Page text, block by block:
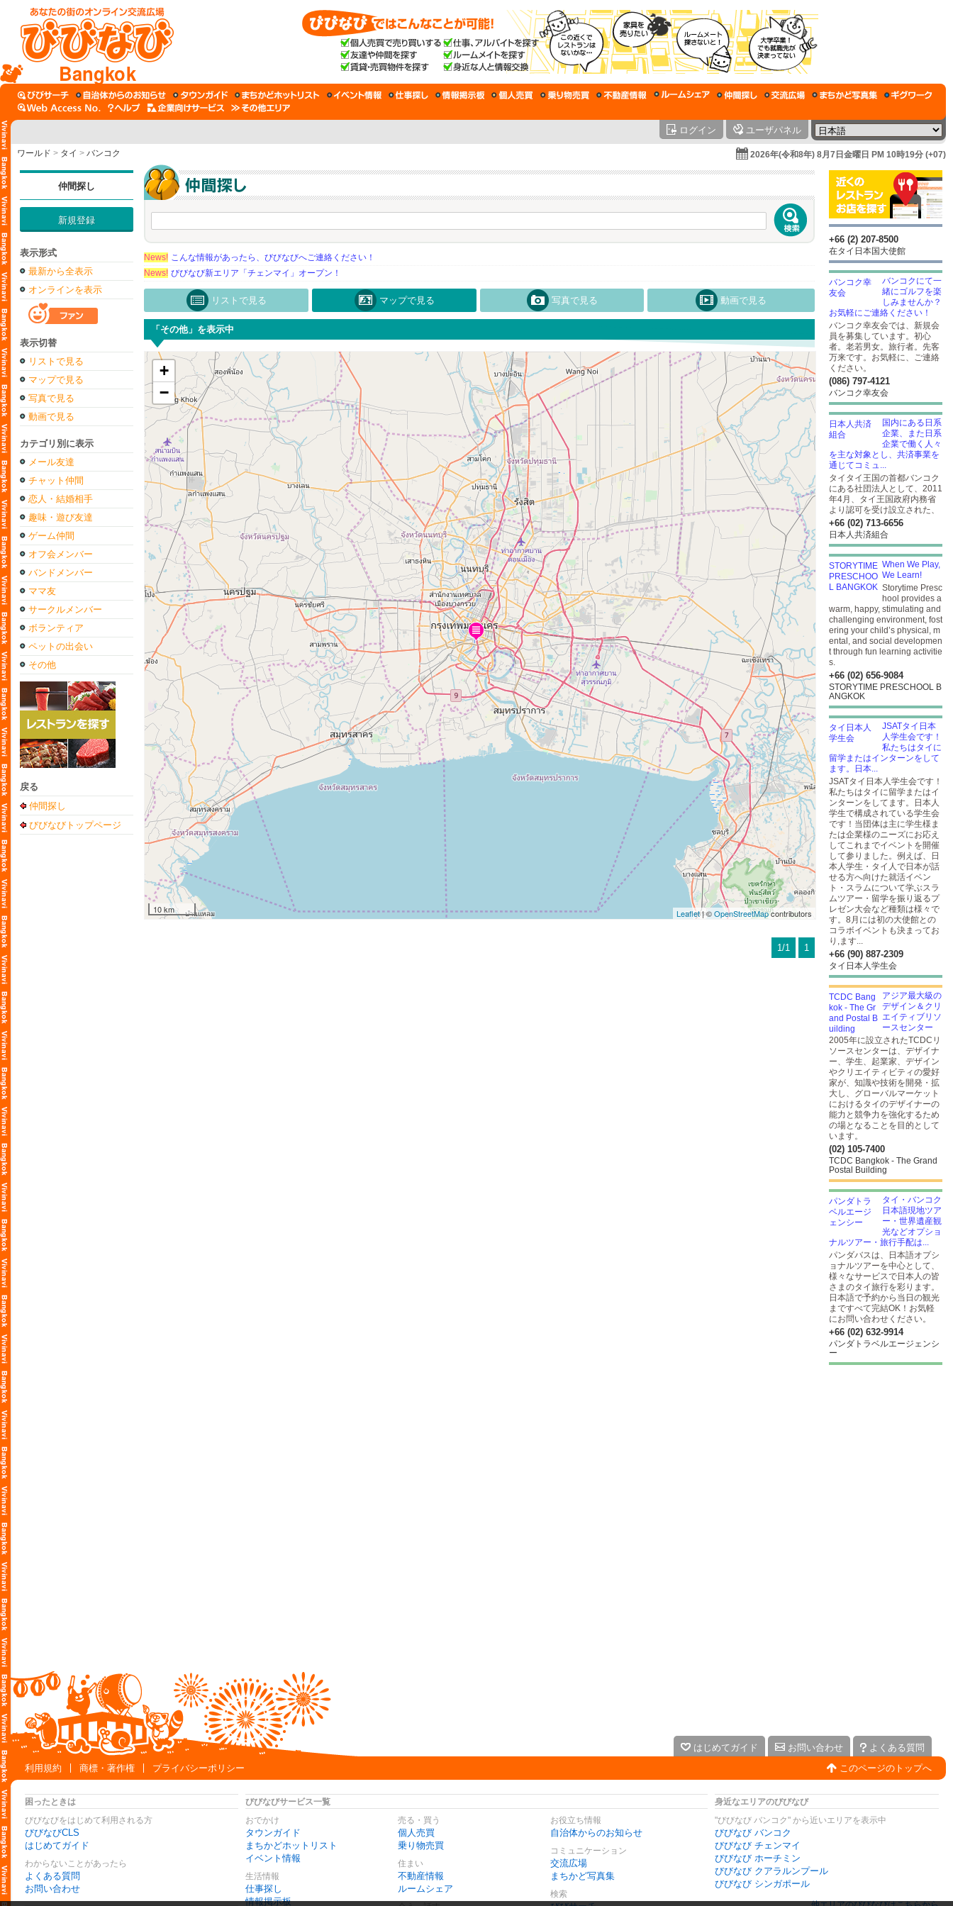
Bangkok
ログイン ユーザパネル
ワールド > タイ > バンコク 2026年(令和8年) 8月7日金曜日 PM 10時19分 (+07)
仲間探し
新規登録
表示形式
最新から全表示
オンラインを表示
表示切替
リストで見る
マップで見る
写真で見る
動画で見る
カテゴリ別に表示
メール友達
チャット仲間
恋人・結婚相手
趣味・遊び友達
ゲーム仲間
オフ会メンバー
バンドメンバー
ママ友
サークルメンバー
ボランティア
ペットの出会い
その他
戻る
仲間探し
びびなびトップページ
News! こんな情報があったら、びびなびへご連絡ください！
News! びびなび新エリア「チェンマイ」オープン！
リストで見る マップで見る 写真で見る 動画で見る
「その他」を表示中
+
−
10 km Leaflet| ©OpenStreetMapcontributors
1/1 1
+66 (2) 207-8500
在タイ日本国大使館
バンコクにて一
緒にゴルフを楽
しみませんか？
お気軽にご連絡ください！
バンコク幸友会では、新規会
員を募集しています。初心
者。老若男女。旅行者。先客
万来です。お気軽に、ご連絡
ください。
(086) 797-4121
バンコク幸友会
国内にある日系
企業、また日系
企業で働く人々
を主な対象とし、共済事業を
通じてコミュ...
タイタイ王国の首都バンコク
にある社団法人として、2011
年4月、タイ王国政府内務省
より認可を受け設立された、
+66 (02) 713-6656
日本人共済組合
When We Play,
We Learn!
Storytime Presc
hool provides a
warm, happy, stimulating and
challenging environment, fost
ering your child’s physical, m
ental, and social developmen
t through fun learning activitie
s.
+66 (02) 656-9084
STORYTIME PRESCHOOL B
ANGKOK
JSATタイ日本
人学生会です！
私たちはタイに
留学またはインターンをして
ます。日本...
JSATタイ日本人学生会です！
私たちはタイに留学またはイ
ンターンをしてます。日本人
学生で構成されている学生会
です！当団体は主に学生様ま
たは企業様のニーズにお応え
してこれまでイベントを開催
して参りました。例えば、日
本人学生・タイ人で日本が話
せる方へ向けた就活イベン
ト・スラムについて学ぶスラ
ムツアー・留学を振り返るプ
レゼン大会など種類は様々で
す。8月には初の大使館との
コラボイベントも決まってお
り,ます...
+66 (90) 887-2309
タイ日本人学生会
アジア最大級の
デザイン＆クリ
エイティブリソ
ースセンター
2005年に設立されたTCDCリ
ソースセンターは、デザイナ
ー、学生、起業家、デザイン
やクリエイティビティの愛好
家が、知識や技術を開発・拡
大し、グローバルマーケット
におけるタイのデザイナーの
能力と競争力を強化するため
の場となることを目的として
います。
(02) 105-7400
TCDC Bangkok - The Grand
Postal Building
タイ・バンコク
日本語現地ツア
ー・世界遺産観
光などオプショ
ナルツアー・旅行手配は...
パンダバスは、日本語オプシ
ョナルツアーを中心として、
様々なサービスで日本人の皆
さまのタイ旅行を彩ります。
日本語で予約から当日の観光
まですべて完結OK！お気軽
にお問い合わせください。
+66 (02) 632-9914
パンダトラベルエージェンシ
ー
はじめてガイド お問い合わせ
よくある質問
利用規約
商標・著作権 プライバシーポリシー このページのトップへ
困ったときは
びびなびをはじめて利用される方
びびなびCLS
はじめてガイド
わからないことがあったら
よくある質問
お問い合わせ
びびなびサービス一覧
おでかけ
タウンガイド
まちかどホットリスト
イベント情報
生活情報
仕事探し
情報掲示板
売る・買う
個人売買
乗り物売買
住まい
不動産情報
ルームシェア
お役立ち情報
自治体からのお知らせ
コミュニケーション
交流広場
まちかど写真集
検索
身近なエリアのびびなび
"びびなび バンコク" から近いエリアを表示中
びびなび バンコク
びびなび チェンマイ
びびなび ホーチミン
びびなび クアラルンプール
びびなび シンガポール